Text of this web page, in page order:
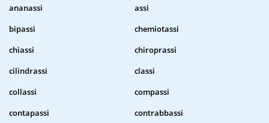
ananassi
assi
bipassi
chemiotassi
chiassi
chiroprassi
cilindrassi
classi
collassi
compassi
contapassi
contrabbassi